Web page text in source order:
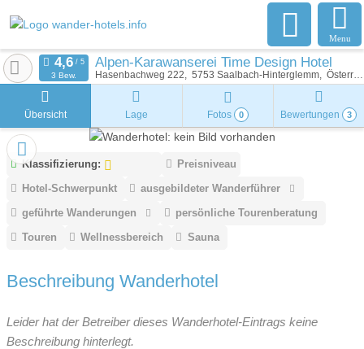
Menu
Alpen-Karawanserei Time Design Hotel
Hasenbachweg 222 5753 Saalbach-Hinterglemm Österreich
3 Bew.
Übersicht Lage Fotos 0 Bewertungen 3
Klassifizierung:
Preisniveau
Hotel-Schwerpunkt
ausgebildeter Wanderführer
geführte Wanderungen
persönliche Tourenberatung
Touren
Wellnessbereich Sauna
Beschreibung Wanderhotel
Leider hat der Betreiber dieses Wanderhotel-Eintrags keine
Beschreibung hinterlegt.